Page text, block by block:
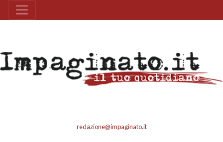
redazione@impaginato.it